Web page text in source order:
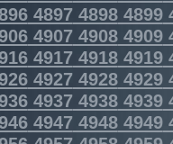
489748984899
4907 49084909
4917 49184919
492749284929
4937 49384939
4947 49484949